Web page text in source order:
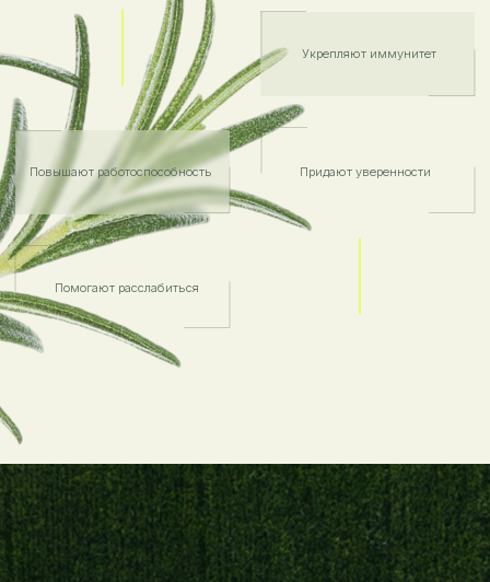
ГИДРОЛАТЫ
НАТУРАЛЬНЫЕ ИЗДЕЛИЯ
полезные статьи
УЗНАЙТЕ БОЛЬШЕ
ОБ АРОМАТЕРАПИИ